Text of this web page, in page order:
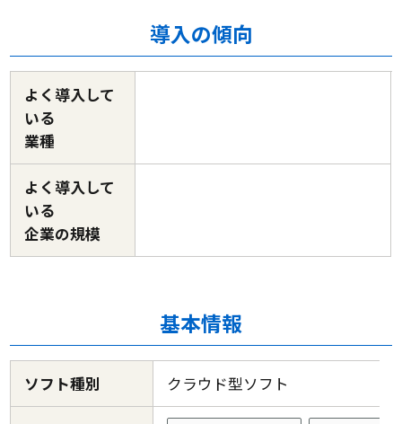
導入の傾向
よく導入して
いる
業種
よく導入して
いる
企業の規模
基本情報
ソフト種別 クラウド型ソフト